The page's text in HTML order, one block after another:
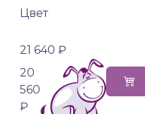
Цвет
21 640 ₽
20
560
₽